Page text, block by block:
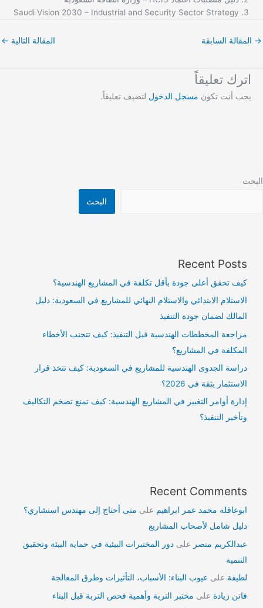
Saudi Vision 2030 – Industrial and Security Sector Strategy
→ المقالة السابقة المقالة التالية ←
اترك تعليقاً
يجب أنت تكون مسجل الدخول لتضيف تعليقاً.
البحث
البحث
Recent Posts
كيف تحقق أعلى جودة بأقل تكلفة في المشاريع الهندسية؟
الاستلام الابتدائي والاستلام النهائي للمشاريع في السعودية: دليل
المالك لضمان جودة التنفيذ
مراجعة المخططات الهندسية قبل التنفيذ: كيف تتجنب الأخطاء
المكلفة في المشاريع؟
دراسة الجدوى الهندسية للمشاريع في السعودية: كيف تتخذ قرار
الاستثمار بثقة في 2026؟
إدارة أوامر التغيير في المشاريع الهندسية: كيف تمنع تضخم التكاليف
وتأخير التنفيذ؟
Recent Comments
ابوعاقله محمد عمر ابراهيم على متى أحتاج إلى مهندس استشاري؟
دليل شامل لأصحاب المشاريع
عبدالكريم منصر علىدور المختبرات البيئية في حماية البيئة وتحقيق
التنمية
لطيفة على عيوب البناء: الأسباب، التأثيرات وطرق المعالجة
فاتن زيادة على مختبر التربة وأهمية فحص التربة قبل البناء